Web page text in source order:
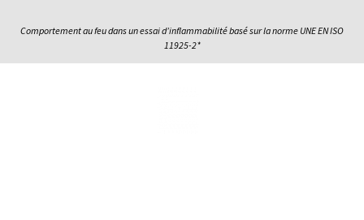
Comportement au feu dans un essai d’inflammabilité basé sur la norme UNE EN ISO
11925-2*